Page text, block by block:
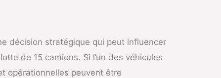
décision stratégique qui peut influencer
de 15 camions. Si l’un des véhicules
opérationnelles peuvent être